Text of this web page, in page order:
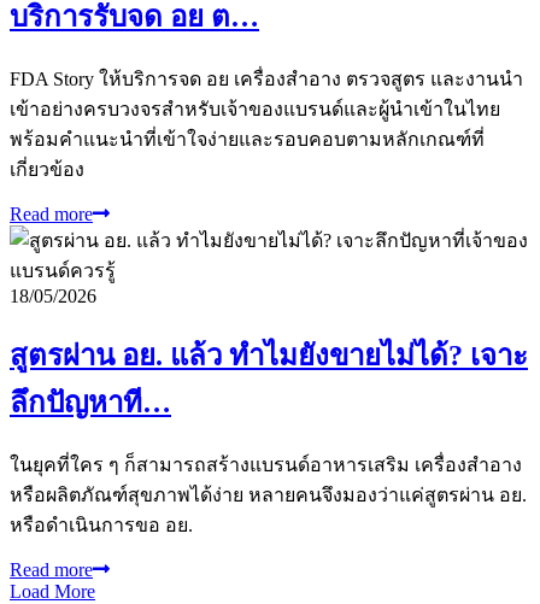
บริการรับจด อย ต…
FDA Story ให้บริการจด อย เครื่องสำอาง ตรวจสูตร และงานนำ
เข้าอย่างครบวงจรสำหรับเจ้าของแบรนด์และผู้นำเข้าในไทย
พร้อมคำแนะนำที่เข้าใจง่ายและรอบคอบตามหลักเกณฑ์ที่
เกี่ยวข้อง
Read more
18/05/2026
สูตรผ่าน อย. แล้ว ทำไมยังขายไม่ได้? เจาะ
ลึกปัญหาที…
ในยุคที่ใคร ๆ ก็สามารถสร้างแบรนด์อาหารเสริม เครื่องสำอาง
หรือผลิตภัณฑ์สุขภาพได้ง่าย หลายคนจึงมองว่าแค่สูตรผ่าน อย.
หรือดำเนินการขอ อย.
Read more
Load More